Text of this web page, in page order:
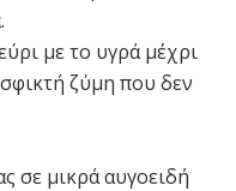
με το υγρά μέχρι
ζύμη που δεν
σε μικρά αυγοειδή